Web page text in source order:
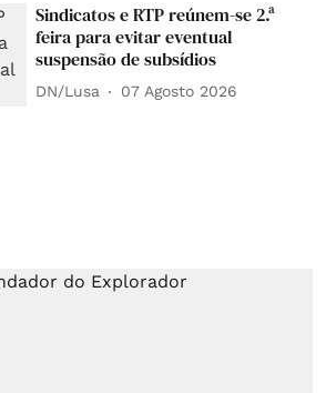
Sindicatos e RTP reúnem-se 2.ª
feira para evitar eventual
suspensão de subsídios
DN/Lusa 07 Agosto 2026